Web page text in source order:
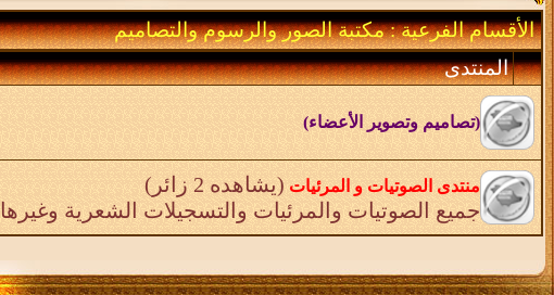
الأقسام الفرعية: مكتبة الصور والرسوم والتصاميم
المنتدى
(تصاميم وتصوير الأعضاء)
منتدى الصوتيات و المرئيات (يشاهده 2 زائر)
جميع الصوتيات والمرئيات والتسجيلات الشعرية وغيرها